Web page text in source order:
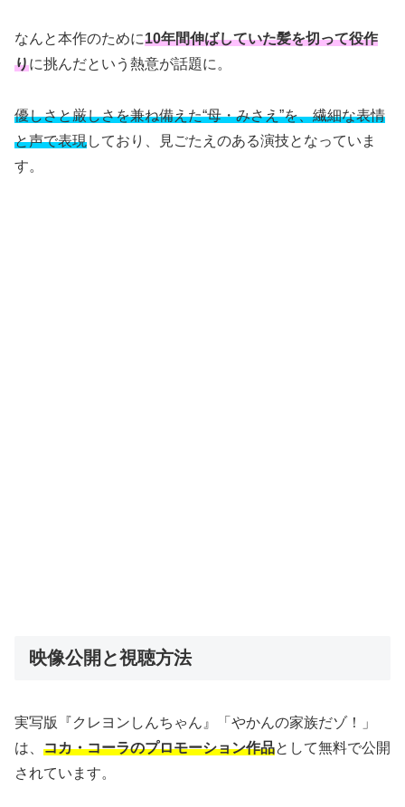
なんと本作のために10年間伸ばしていた髪を切って役作
りに挑んだという熱意が話題に。
優しさと厳しさを兼ね備えた“母・みさえ”を、繊細な表情
と声で表現しており、見ごたえのある演技となっていま
す。
映像公開と視聴方法
実写版『クレヨンしんちゃん』「やかんの家族だゾ！」
は、 コカ・コーラのプロモーション作品として無料で公開
されています。